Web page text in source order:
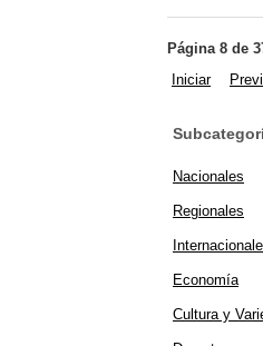
Página 8 de
Iniciar
Nacionales
Regionales
Economía
Cultura y